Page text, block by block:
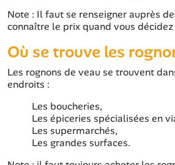
Note : Il faut se renseigner auprès
connaître le prix quand vous décidez
Où se trouve les
Les rognons de veau se trouvent
endroits :
Les boucheries,
Les épiceries spécialisées en
Les supermarchés,
Les grandes surfaces.